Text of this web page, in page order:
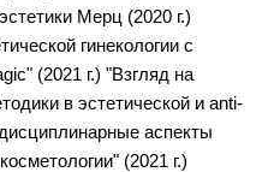
Мерц (2020 г.)
гинекологии с
(2021 г.) "Взгляд на
в эстетической и anti-
аспекты
(2021 г.)